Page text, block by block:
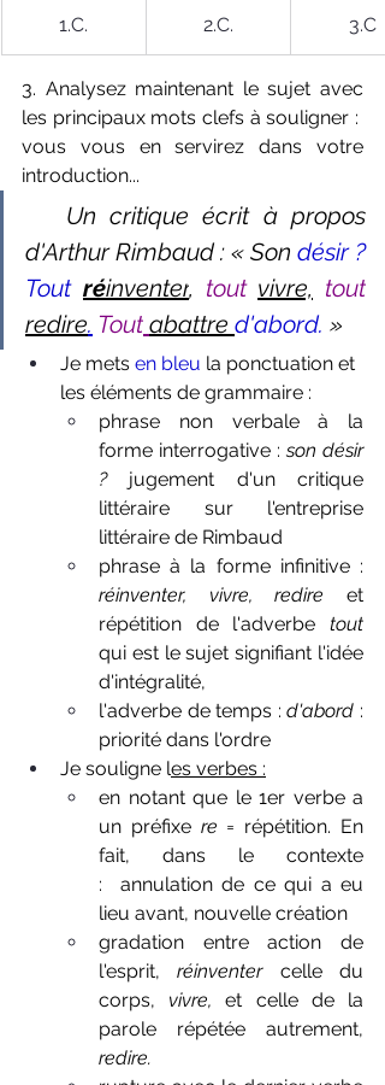
1.C. 2.C. 3.C
3. Analysez maintenant le sujet avec
les principaux mots clefs à souligner :
vous vous en servirez dans votre
introduction...
Un critique écrit à propos
d'Arthur Rimbaud : « Son désir ?
Tout réinventer, tout vivre, tout
redire. Tout abattre d'abord. »
Je mets en bleu la ponctuation et
les éléments de grammaire :
phrase non verbale à la
forme interrogative : son désir
? jugement d'un critique
littéraire sur l'entreprise
littéraire de Rimbaud
réinventer, vivre, redire et
répétition de l'adverbe tout
qui est le sujet signifiant l'idée
d'intégralité,
l'adverbe de temps : d'abord :
priorité dans l'ordre
Je souligne les verbes :
en notant que le 1er verbe a
un préfixe re = répétition. En
fait, dans le contexte
:  annulation de ce qui a eu
lieu avant, nouvelle création
gradation entre action de
l'esprit, réinventer celle du
corps, vivre, et celle de la
redire.